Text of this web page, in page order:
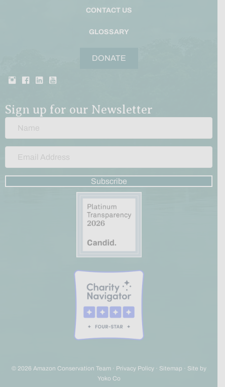
CONTACT US
GLOSSARY
DONATE
Sign up for our Newsletter
Subscribe
© 2026 Amazon Conservation Team · Privacy Policy· Sitemap · Site by
Yoko Co